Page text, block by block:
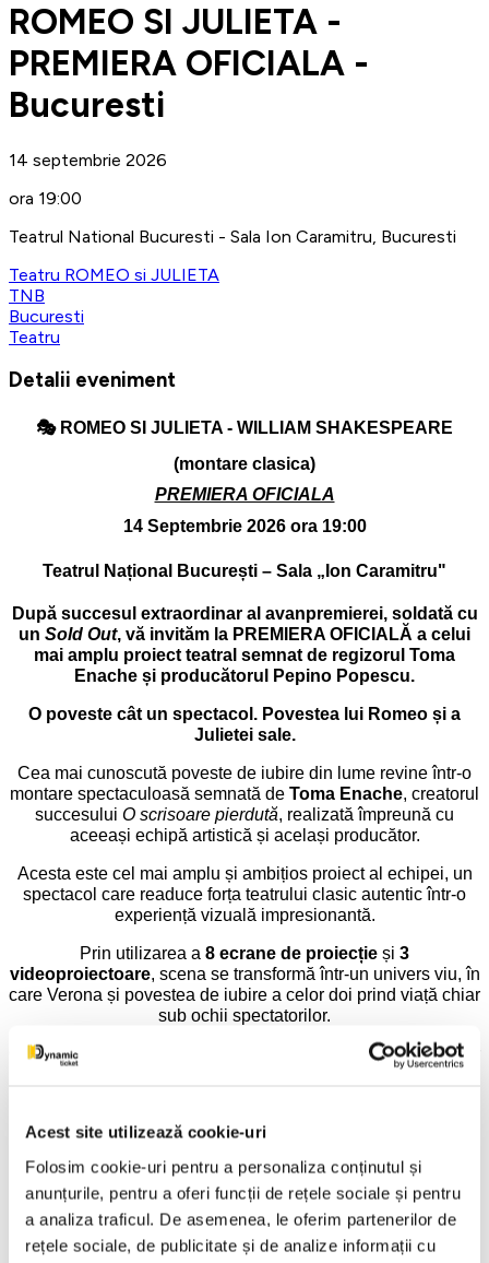
Acest site utilizează cookie-uri
Folosim cookie-uri pentru a personaliza conținutul și
anunțurile, pentru a oferi funcții de rețele sociale și pentru
a analiza traficul. De asemenea, le oferim partenerilor de
rețele sociale, de publicitate și de analize informații cu
ROMEO SI JULIETA -
PREMIERA OFICIALA -
Bucuresti
14 septembrie 2026
ora 19:00
Teatrul National Bucuresti - Sala Ion Caramitru, Bucuresti
Teatru ROMEO si JULIETA
TNB
Bucuresti
Teatru
Detalii eveniment
🎭 ROMEO SI JULIETA - WILLIAM SHAKESPEARE
(montare clasica)
PREMIERA OFICIALA
14 Septembrie 2026 ora 19:00
Teatrul Național București – Sala „Ion Caramitru"
După succesul extraordinar al avanpremierei, soldată cu
un Sold Out, vă invităm la PREMIERA OFICIALĂ a celui
mai amplu proiect teatral semnat de regizorul Toma
Enache și producătorul Pepino Popescu.
O poveste cât un spectacol. Povestea lui Romeo și a
Julietei sale.
Cea mai cunoscută poveste de iubire din lume revine într-o
montare spectaculoasă semnată de Toma Enache, creatorul
succesului O scrisoare pierdută, realizată împreună cu
aceeași echipă artistică și același producător.
Acesta este cel mai amplu și ambițios proiect al echipei, un
spectacol care readuce forța teatrului clasic autentic într-o
experiență vizuală impresionantă.
Prin utilizarea a 8 ecrane de proiecție și 3
videoproiectoare, scena se transformă într-un univers viu, în
care Verona și povestea de iubire a celor doi prind viață chiar
sub ochii spectatorilor.
O fuziune între teatru și film, în care emoția se trăiește live, iar
imaginea capătă amploarea cinematografiei.
Scenografie:Alina Dincă Pușcașu